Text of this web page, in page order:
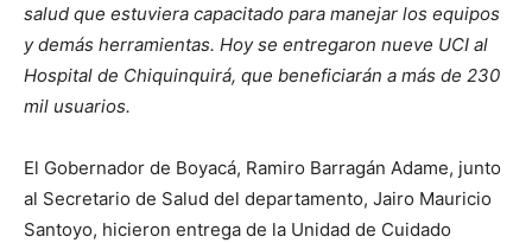
salud que estuviera capacitado para manejar los equipos
y demás herramientas. Hoy se entregaron nueve UCI al
Hospital de Chiquinquirá, que beneficiarán a más de 230
mil usuarios.
El Gobernador de Boyacá, Ramiro Barragán Adame, junto
al Secretario de Salud del departamento, Jairo Mauricio
Santoyo, hicieron entrega de la Unidad de Cuidado